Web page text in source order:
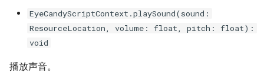
EyeCandyScriptContext.playSound(sound:
ResourceLocation, volume: float, pitch: float):
void
播放声音。